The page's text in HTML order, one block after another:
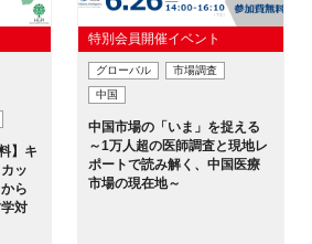
】キ
ッ
ら
対
特別会員開催イベント
グローバル
市場調査
中国
中国市場の「いま」を捉える
～1万人超の医師調査と現地レ
ポートで読み解く、中国医療
市場の現在地～